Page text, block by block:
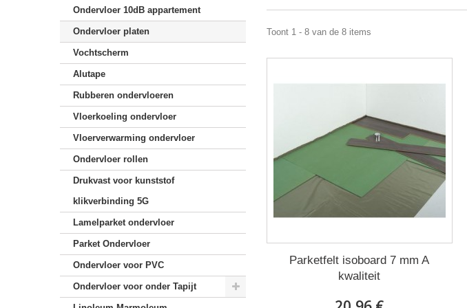
Ondervloer 10dB appartement
Ondervloer platen
Vochtscherm
Alutape
Rubberen ondervloeren
Vloerkoeling ondervloer
Vloerverwarming ondervloer
Ondervloer rollen
Drukvast voor kunststof
klikverbinding 5G
Lamelparket ondervloer
Parket Ondervloer
Ondervloer voor PVC
Ondervloer voor onder Tapijt
Toont 1 - 8 van de 8 items
Parketfelt isoboard 7 mm A
kwaliteit